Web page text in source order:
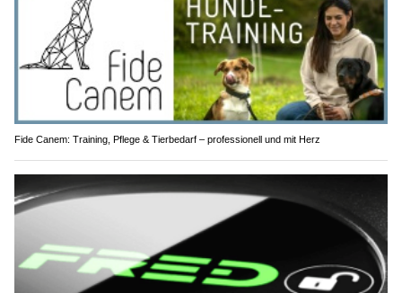
Fide Canem: Training, Pflege & Tierbedarf – professionell und mit Herz